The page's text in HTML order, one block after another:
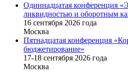
Одиннадцатая конференция
ликвидностью и оборотным
16 cентября 2026 года
Москва
Пятнадцатая конференция
бюджетирование»
17-18 сентября 2026 года
Москва